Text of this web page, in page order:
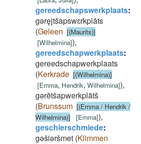
gereedschapswerkplaats:
gǝręjtšapswɛrkplāts
(Geleen [(Maurits)]
[Wilhelmina]),
gereedschapwerkplaats:
gereedschapwerkplaats
(Kerkrade [(Wilhelmina)]
[Emma, Hendrik, Wilhelmina]),
gǝrētšapwerkplātš
(Brunssum [(Emma / Hendrik /
Wilhelmina)]
[Emma]),
geschierschmiede:
gǝšiǝršmet (Klimmen